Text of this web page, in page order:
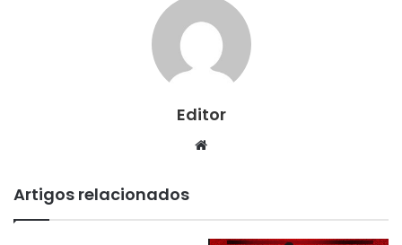
Editor
Website
Artigos relacionados